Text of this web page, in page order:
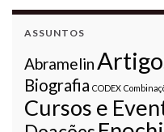
ASSUNTOS
Abramelin
Biografia CODEX
Cursos e